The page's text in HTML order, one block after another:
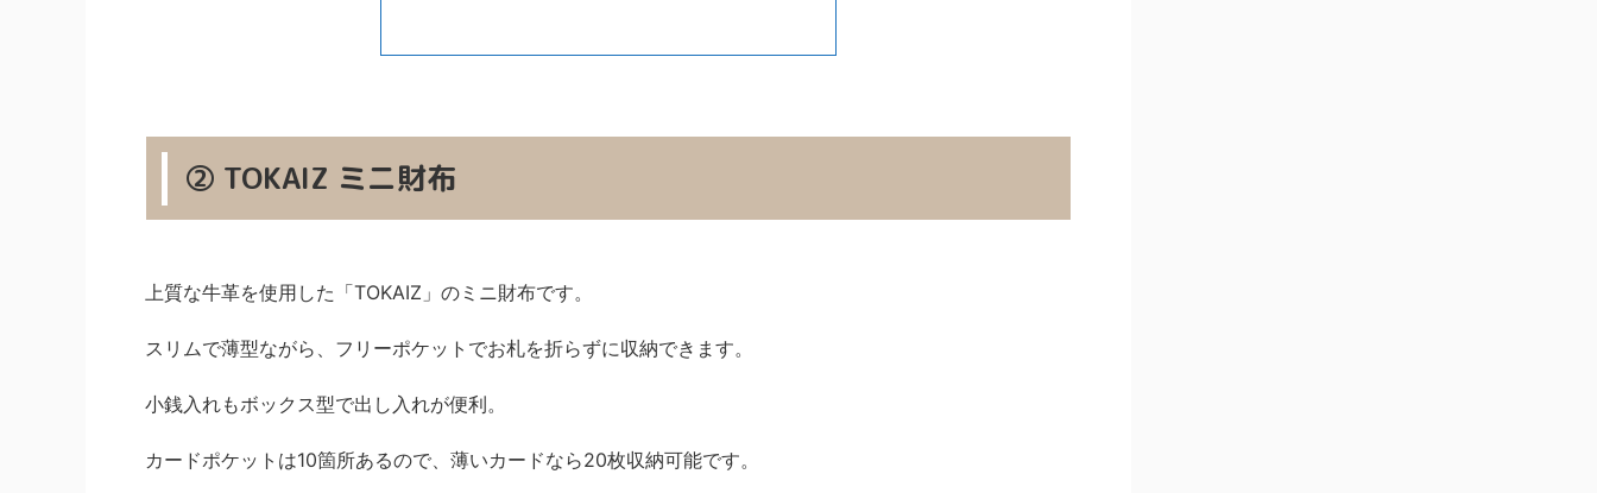
② TOKAIZ ミニ財布
上質な牛革を使用した「TOKAIZ」のミニ財布です。
スリムで薄型ながら、フリーポケットでお札を折らずに収納できます。
小銭入れもボックス型で出し入れが便利。
カードポケットは10箇所あるので、薄いカードなら20枚収納可能です。